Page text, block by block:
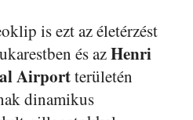
is ezt az életérzést
és azHenri
Airportterületén
dinamikus